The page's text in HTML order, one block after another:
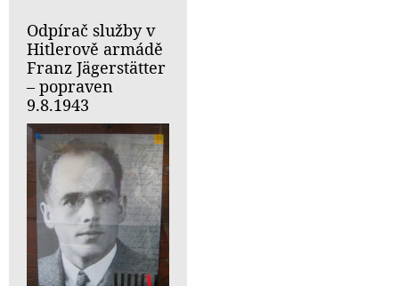
Odpírač služby v
Hitlerově armádě
Franz Jägerstätter
– popraven
9.8.1943